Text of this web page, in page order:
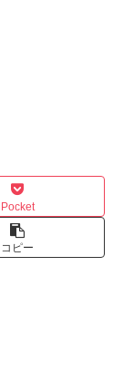
Pocket
コピー